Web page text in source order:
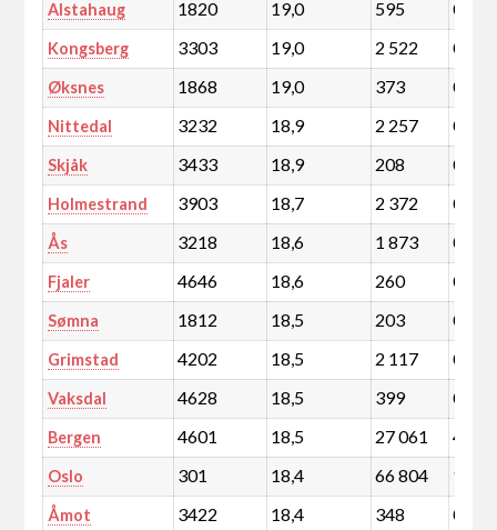
Alstahaug 1820 19,0 595 0,1
Kongsberg 3303 19,0 2 522 0,4
Øksnes 1868 19,0 373 0,1
Nittedal 3232 18,9 2 257 0,4
Skjåk 3433 18,9 208 0,0
Holmestrand 3903 18,7 2 372 0,4
Ås 3218 18,6 1 873 0,3
Fjaler 4646 18,6 260 0,0
Sømna 1812 18,5 203 0,0
Grimstad 4202 18,5 2 117 0,4
Vaksdal 4628 18,5 399 0,1
Bergen 4601 18,5 27 061 4,7
Oslo 301 18,4 66 804 11,6
Åmot 3422 18,4 348 0,1